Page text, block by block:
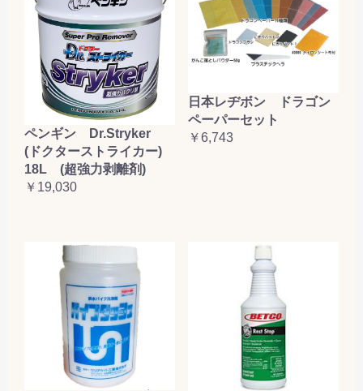
ペンギン Dr.Stryker
(ドクターストライカー)
18L (超強力剥離剤)
￥19,030
日本レヂボン ドラゴン
ペーパーセット
￥6,743